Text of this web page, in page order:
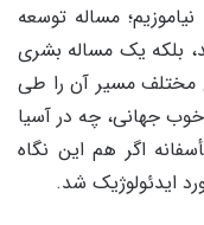
مساله توسعه
بلکه یک مساله بشری
مسیر آن را طی
خوب جهانی، چه در آسیا
اگر هم این نگاه
ایدئولوژیک شد.